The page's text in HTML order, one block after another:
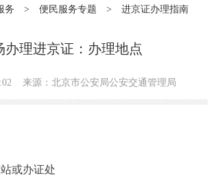
国务院信息 中央部委动态
会议信息 部门动态
机构职能
务 > 便民服务专题 > 进京证办理指南
办理进京证：办理地点
来源：北京市公安局公安交通管理局
或办证处